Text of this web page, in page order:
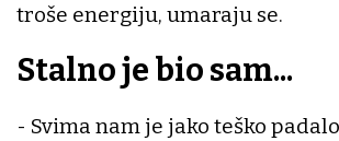
troše energiju, umaraju se.
Stalno je bio sam...
- Svima nam je jako teško